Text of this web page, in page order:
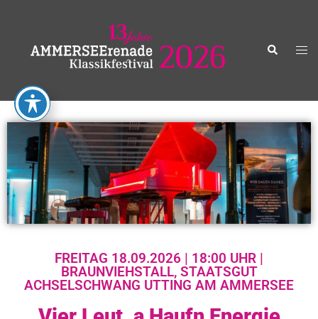
FREITAG 18.09.2026 | 18:00 UHR |
BRAUNVIEHSTALL, STAATSGUT
ACHSELSCHWANG UTTING AM AMMERSEE